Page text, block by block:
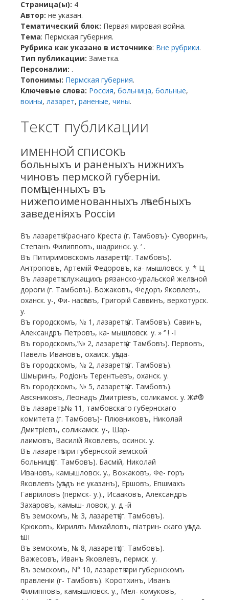
Страница(ы): 4
Автор: не указан.
Тематический блок: Первая мировая война.
Тема: Пермская губерния.
Рубрика как указано в источнике: Вне рубрики.
Тип публикации: Заметка.
Персоналии: .
Топонимы: Пермская губерния.
Ключевые слова: Россия, больница, больные,
воины, лазарет, раненые, чины.
Текст публикации
ИМЕННОЙ СПИСОКЪ
больныхъ и раненыхъ нижнихъ
чиновъ пермской губерніи.
помѣщенныхъ въ
нижепоименованныхъ лѣчебныхъ
заведеніяхъ Россіи
Въ лазаретѣ Краснаго Креста (г. Тамбовъ)- Суворинъ,
Степанъ Филипповъ, шадринск. у. ‘ .
Въ Питиримовскомъ лазаретѣ (г. Тамбовъ).
Антроповъ, Артемій Федоровъ, ка- мышловск. у. * Ц
Въ лазаретѣ служащихъ рязанско-уральской желѣзной
дороги (г. Тамбовъ). Вожаковъ, Федоръ Яковлевъ,
оханск. у-, Фи- насѣевъ, Григорій Саввинъ, верхотурск.
у.
Въ городскомъ, № 1, лазаретѣ (г. Тамбовъ). Савинъ,
Александръ Петровъ, ка- мышловск. у. » ‘’ ! -I
Въ городскомъ,’№ 2, лазаретѣ (г Тамбовъ). Первовъ,
Павелъ Ивановъ, охаиск. уѣзда-
Въ городскомъ, № 2, лазаретѣ (г. Тамбовъ).
Шмыринъ, Родіонъ Терентьевъ, оханск. у.
Въ городскомъ, № 5, лазаретѣ (г. Тамбовъ).
Авсяниковъ, Леонадъ Дмитріевъ, соликамск. у. Ж#®
Въ лазаретѣ, № 11, тамбовскаго губернскаго
комитета (г. Тамбовъ)- Плювниковъ, Николай
Дмитріевъ, соликамск. у-, Шар-
лаимовъ, Василій Яковлевъ, осинск. у.
Въ лазаретѣ при губернской земской
больницѣ (г. Тамбовъ). Басмій, Николай
Ивановъ, камышловск. у., Вожаковъ, Фе- горъ
Яковлевъ (уѣздъ не указанъ), Ершовъ, Епшмахъ
Гавріиловъ (пермск- у.)., Исааковъ, Александръ
Захаровъ, камыш- ловок, у. д -й
Въ земскомъ, № 3, лазаретѣ (г. Тамбовъ).
Крюковъ, Кириллъ Михайловъ, піатрин- скаго уѣзда.
ѣШІ
Въ земскомъ, № 8, лазаретѣ (г. Тамбовъ).
Важесовъ, Иванъ Яковлевъ, пермск. у.
Въ земскомъ, N° 10, лазаретѣ при губернскомъ
правленіи (г- Тамбовъ). Коротхинъ, Иванъ
Филипповъ, камышловск. у., Мел- комуковъ,